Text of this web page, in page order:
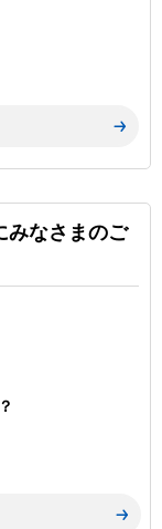
みなさまのご